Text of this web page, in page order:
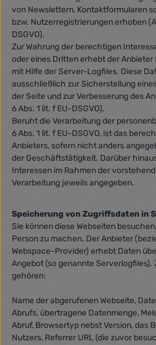
von Newslettern, Kontaktformularen
bzw. Nutzerregistrierungen erhoben
DSGVO).
Zur Wahrung der berechtigen
oder eines Dritten erhebt der
mit Hilfe der Server-Logfiles. Diese
ausschließlich zur Sicherstellung
der Seite und zur Verbesserung des
6 Abs. 1 lit. f EU-DSGVO).
Beruht die Verarbeitung der
6 Abs. 1 lit. f EU-DSGVO, ist das
Anbieters, sofern nicht anders
der Geschäftstätigkeit. Darüber
Interessen im Rahmen der
Verarbeitung jeweils angegeben.
Speicherung von Zugriffsdaten in
Sie können diese Webseiten
Person zu machen. Der Anbieter
Webspace-Provider) erhebt Daten
Angebot (so genannte Serverlogfiles).
gehören:
Name der abgerufenen Webseite,
Abrufs, übertragene Datenmenge,
Abruf, Browsertyp nebst Version, das
Nutzers, Referrer URL (die zuvor